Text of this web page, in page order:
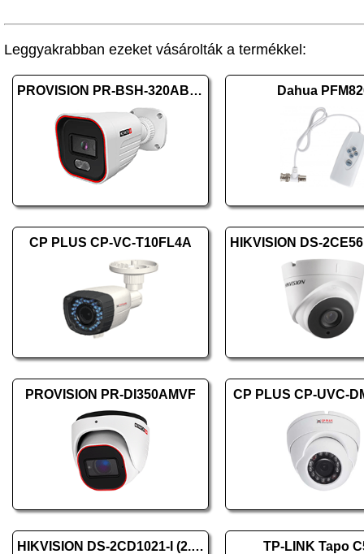
Leggyakrabban ezeket vásárolták a termékkel:
PROVISION PR-BSH-320AB-28 Dahua
CP PLUS CP-VC-T10FL4A
PROVISION PR-DI350AMVF CP PLUS CP-UVC-
HIKVISION DS-2CD1021-I (2.8mm) (F) TP-LINK Tapo